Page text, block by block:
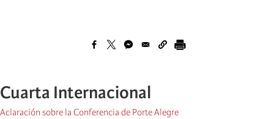
Cuarta Internacional
Aclaración sobre la Conferencia de Porte Alegre